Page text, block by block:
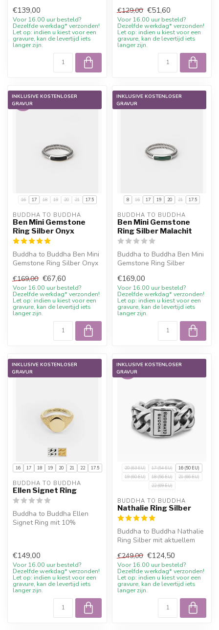
wenn möglich ...
€139,00
Voor 16.00 uur besteld?
Dezelfde werkdag* verzonden!
Let op: indien u kiest voor een
gravure, kan de levertijd iets
langer zijn.
Willkommen...
€129,00 €51,60
Voor 16.00 uur besteld?
Dezelfde werkdag* verzonden!
Let op: indien u kiest voor een
gravure, kan de levertijd iets
langer zijn.
INKLUSIVE KOSTENLOSER
GRAVUR
16 17 18 19 20 21 17.5
-60%
BUDDHA TO BUDDHA
Ben Mini Gemstone
Ring Silber Onyx
Buddha to Buddha Ben Mini
Gemstone Ring Silber Onyx
10...
€169,00 €67,60
Voor 16.00 uur besteld?
Dezelfde werkdag* verzonden!
Let op: indien u kiest voor een
gravure, kan de levertijd iets
langer zijn.
INKLUSIVE KOSTENLOSER
GRAVUR
8 16 17 19 20 21 17.5
BUDDHA TO BUDDHA
Ben Mini Gemstone
Ring Silber Malachit
Buddha to Buddha Ben Mini
Gemstone Ring Silber
Willkommensrabat...
€169,00
Voor 16.00 uur besteld?
Dezelfde werkdag* verzonden!
Let op: indien u kiest voor een
gravure, kan de levertijd iets
langer zijn.
INKLUSIVE KOSTENLOSER
GRAVUR
16 17 18 19 20 21 22 17.5
BUDDHA TO BUDDHA
Ellen Signet Ring
Buddha to Buddha Ellen
Signet Ring mit 10%
€149,00
Voor 16.00 uur besteld?
Dezelfde werkdag* verzonden!
Let op: indien u kiest voor een
gravure, kan de levertijd iets
langer zijn.
INKLUSIVE KOSTENLOSER
GRAVUR
20 (63 EU) 17 (54 EU)
16 (50 EU)
19 (60 EU)
18 (56 EU)
21 (66 EU)
22 (69 EU)
-50%
BUDDHA TO BUDDHA
Nathalie Ring Silber
Buddha to Buddha Nathalie
Ring Silber mit aktuellem
Willkommensr...
€249,00 €124,50
Voor 16.00 uur besteld?
Dezelfde werkdag* verzonden!
Let op: indien u kiest voor een
gravure, kan de levertijd iets
langer zijn.